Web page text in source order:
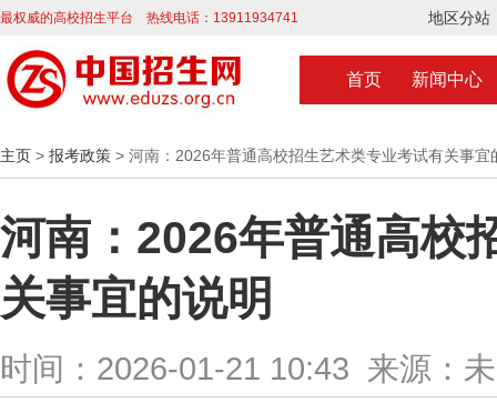
最权威的高校招生平台 热线电话：13911934741 地区分站
首页 新闻中心
主页 > 报考政策 > 河南：2026年普通高校招生艺术类专业考试有关事宜
河南：2026年普通高校
关事宜的说明
时间：2026-01-21 10:43 来源：